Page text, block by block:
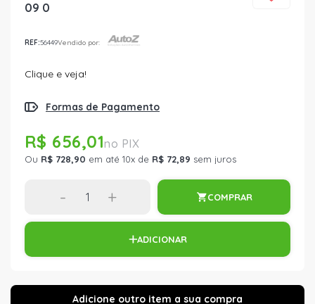
09 0
REF:56449Vendido por:
Clique e veja!
Formas de Pagamento
R$ 656,01
Ou R$ 728,90 em até 10x de R$ 72,89 sem juros
- + COMPRAR
ADICIONAR